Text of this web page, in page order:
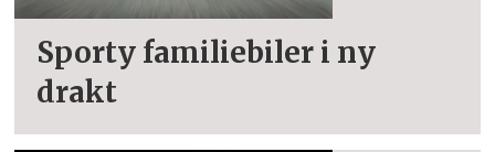
Sporty familiebiler i ny
drakt